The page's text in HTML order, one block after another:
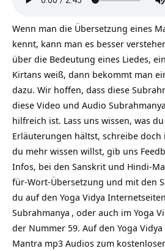
Wenn man die Übersetzung eines
kennt, kann man es besser
über die Bedeutung eines Liedes,
Kirtans weiß, dann bekommt man
dazu. Wir hoffen, dass diese
diese Video und Audio
hilfreich ist. Lass uns wissen, was
Erläuterungen hältst, schreibe doch
du mehr wissen willst, gib uns
Infos, bei den Sanskrit und Hindi-
für-Wort-Übersetzung und mit den
du auf den Yoga Vidya
Subrahmanya , oder auch im Yoga
der Nummer 59. Auf den Yoga
Mantra mp3 Audios zum